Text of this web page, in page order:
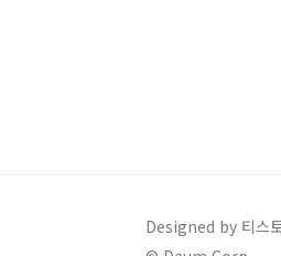
Designed by 티스